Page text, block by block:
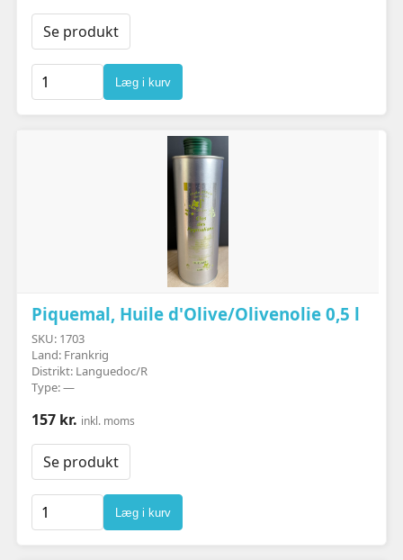
Se produkt
Læg i kurv
Piquemal, Huile d'Olive/Olivenolie 0,5 l
SKU: 1703
Land: Frankrig
Distrikt: Languedoc/R
Type: —
157 kr. inkl. moms
Se produkt
Læg i kurv